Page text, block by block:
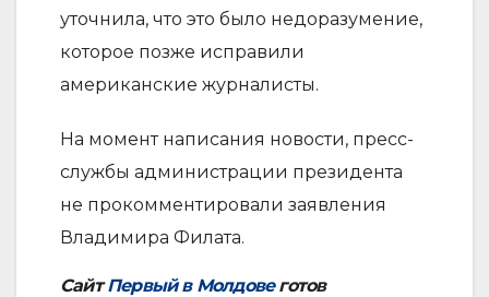
уточнила, что это было недоразумение,
которое позже исправили
американские журналисты.
На момент написания новости, пресс-
службы администрации президента
не прокомментировали заявления
Владимира Филата.
СайтПервый в Молдовеготов